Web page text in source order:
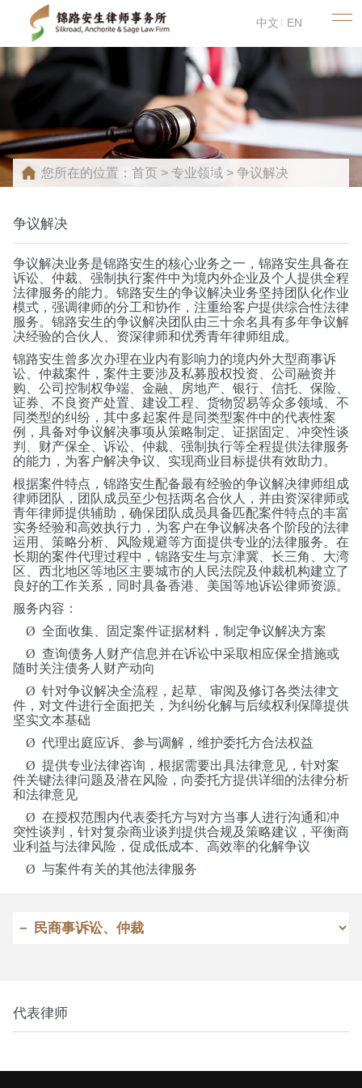
中文 EN
您所在的位置：首页 >专业领域 >争议解决
争议解决
争议解决业务是锦路安生的核心业务之一，锦路安生具备在
诉讼、仲裁、强制执行案件中为境内外企业及个人提供全程
法律服务的能力。锦路安生的争议解决业务坚持团队化作业
模式，强调律师的分工和协作，注重给客户提供综合性法律
服务。锦路安生的争议解决团队由三十余名具有多年争议解
决经验的合伙人、资深律师和优秀青年律师组成。
锦路安生曾多次办理在业内有影响力的境内外大型商事诉
讼、仲裁案件，案件主要涉及私募股权投资、公司融资并
购、公司控制权争端、金融、房地产、银行、信托、保险、
证券、不良资产处置、建设工程、货物贸易等众多领域、不
同类型的纠纷，其中多起案件是同类型案件中的代表性案
例，具备对争议解决事项从策略制定、证据固定、冲突性谈
判、财产保全、诉讼、仲裁、强制执行等全程提供法律服务
的能力，为客户解决争议、实现商业目标提供有效助力。
根据案件特点，锦路安生配备最有经验的争议解决律师组成
律师团队，团队成员至少包括两名合伙人，并由资深律师或
青年律师提供辅助，确保团队成员具备匹配案件特点的丰富
实务经验和高效执行力，为客户在争议解决各个阶段的法律
运用、策略分析、风险规避等方面提供专业的法律服务。在
长期的案件代理过程中，锦路安生与京津冀、长三角、大湾
区、西北地区等地区主要城市的人民法院及仲裁机构建立了
良好的工作关系，同时具备香港、美国等地诉讼律师资源。
服务内容：
Ø 全面收集、固定案件证据材料，制定争议解决方案
Ø 查询债务人财产信息并在诉讼中采取相应保全措施或
随时关注债务人财产动向
Ø 针对争议解决全流程，起草、审阅及修订各类法律文
件，对文件进行全面把关，为纠纷化解与后续权利保障提供
坚实文本基础
Ø 代理出庭应诉、参与调解，维护委托方合法权益
Ø 提供专业法律咨询，根据需要出具法律意见，针对案
件关键法律问题及潜在风险，向委托方提供详细的法律分析
和法律意见
Ø 在授权范围内代表委托方与对方当事人进行沟通和冲
突性谈判，针对复杂商业谈判提供合规及策略建议，平衡商
业利益与法律风险，促成低成本、高效率的化解争议
Ø 与案件有关的其他法律服务
代表律师